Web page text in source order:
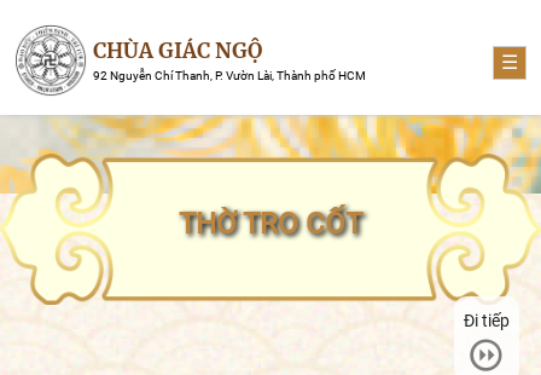
CHÙA GIÁC NGỘ
92 Nguyễn Chí Thanh, P. Vườn Lài, Thành phố HCM
☰
THỜ TRO CỐT
Đi tiếp